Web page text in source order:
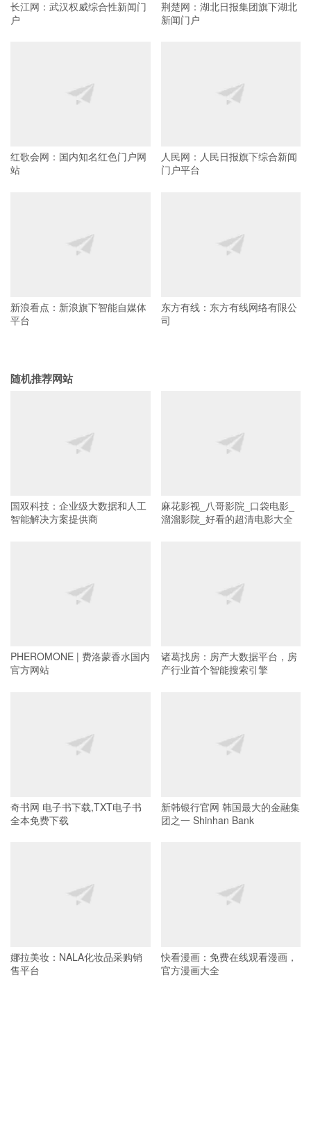
长江网：武汉权威综合性新闻门
户
荆楚网：湖北日报集团旗下湖北
新闻门户
红歌会网：国内知名红色门户网
站
人民网：人民日报旗下综合新闻
门户平台
新浪看点：新浪旗下智能自媒体
平台
东方有线：东方有线网络有限公
司
随机推荐网站
国双科技：企业级大数据和人工
智能解决方案提供商
麻花影视_八哥影院_口袋电影_
溜溜影院_好看的超清电影大全
PHEROMONE | 费洛蒙香水国内
官方网站
诸葛找房：房产大数据平台，房
产行业首个智能搜索引擎
奇书网 电子书下载,TXT电子书
全本免费下载
新韩银行官网 韩国最大的金融集
团之一 Shinhan Bank
娜拉美妆：NALA化妆品采购销
售平台
快看漫画：免费在线观看漫画，
官方漫画大全